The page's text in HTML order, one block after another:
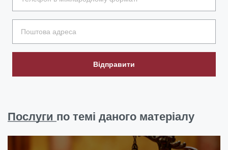
Відправити
Послуги по темі даного матеріалу